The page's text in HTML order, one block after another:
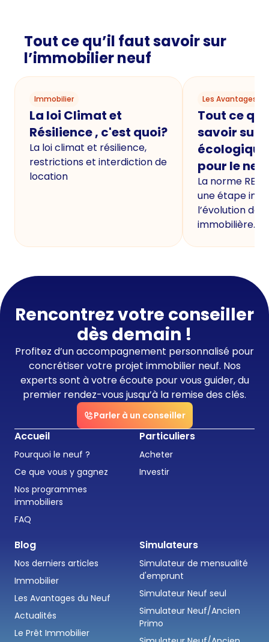
Tout ce qu’il faut savoir sur
l’immobilier neuf
Immobilier
La loi Climat et
Résilience , c'est quoi?
La loi climat et résilience,
restrictions et interdiction de
location
Les Avantages
Tout ce
savoir sur
écologique
pour le
La norme
une étape
l’évolution de
immobilière.
Rencontrez votre conseiller
dès demain !
Profitez d’un accompagnement personnalisé pour
concrétiser votre projet immobilier neuf. Nos
experts sont à votre écoute pour vous guider, du
premier rendez-vous jusqu’à la remise des clés.
Parler à un conseiller
Accueil
Pourquoi le neuf ?
Ce que vous y gagnez
Nos programmes
immobiliers
FAQ
Particuliers
Acheter
Investir
Blog
Nos derniers articles
Immobilier
Les Avantages du Neuf
Actualités
Le Prêt Immobilier
Simulateurs
Simulateur de mensualité
d'emprunt
Simulateur Neuf seul
Simulateur Neuf/Ancien
Primo